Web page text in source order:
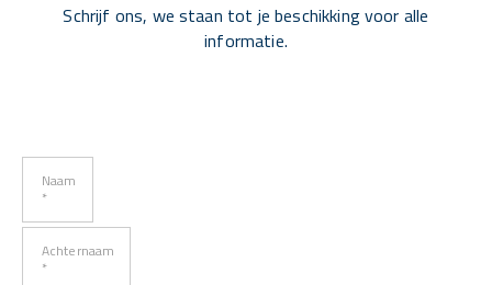
Schrijf ons, we staan tot je beschikking voor alle
informatie.
Naam
*
Achternaam
*